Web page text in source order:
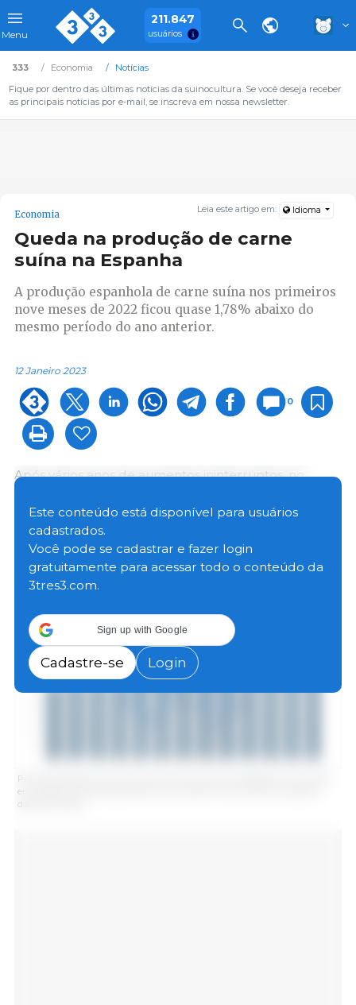
Menu
211.847
usuários
333 Economia
Notícias
Fique por dentro das últimas notícias da suinocultura. Se você deseja receber
as principais notícias por e-mail, se inscreva em nossa newsletter.
Leia este artigo em: Idioma
Economia
Queda na produção de carne
suína na Espanha
A produção espanhola de carne suína nos primeiros
nove meses de 2022 ficou quase 1,78% abaixo do
mesmo período do ano anterior.
12 Janeiro 2023
0
Após vários anos de aumentos ininterruptos, no
produção de carne suína na Espanha diminuiu e
situou-se em 3.755.670 toneladas, 1,78% a menos que
no mesmo período do ano anterior, quando foram
produzidas 3.810.670 toneladas.
Produção espanhola de carne suína entre janeiro e setembro e variação
em relação ao mesmo período do ano anterior. Fonte: 333 com base em
dados do MAPA.
Este conteúdo está disponível para usuários
cadastrados.
Você pode se cadastrar e fazer login
gratuitamente para acessar todo o conteúdo da
3tres3.com.
Sign up with Google
Cadastre-se Login